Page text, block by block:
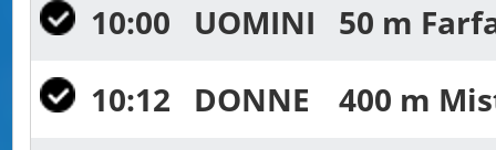
10:00 UOMINI 50 m
10:12
DONNE 400 m